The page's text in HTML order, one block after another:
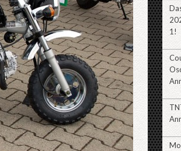
1!